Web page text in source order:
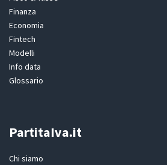
Finanza
Economia
Fintech
Modelli
Info data
Glossario
PartitaIva.it
Chi siamo